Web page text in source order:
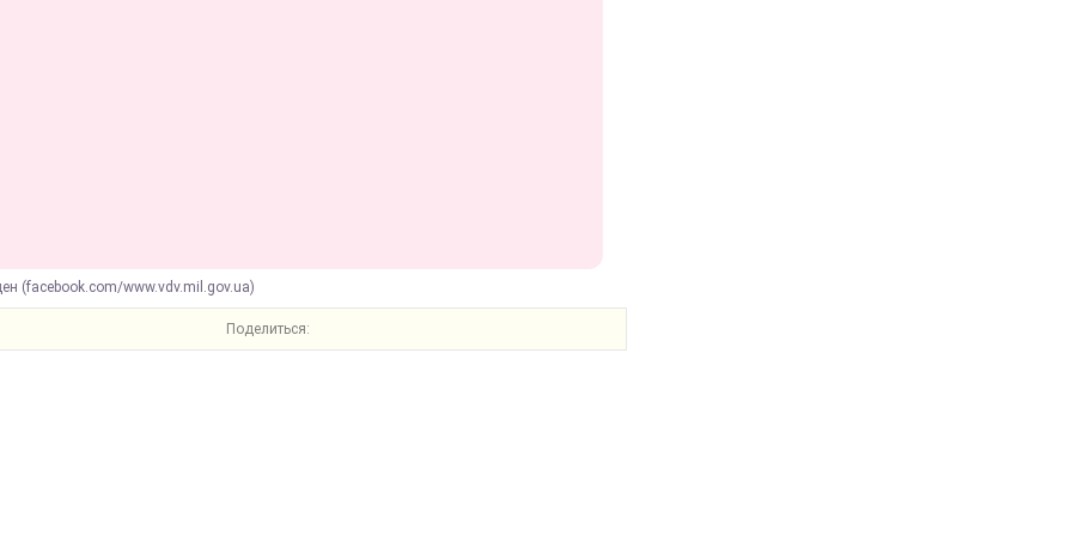
(facebook.com/www.vdv.mil.gov.ua)
Поделиться: